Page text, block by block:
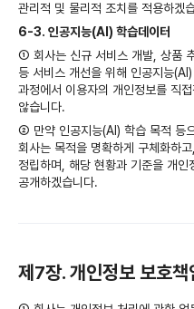
관리적 및 물리적 조치를 적용하겠
6-3. 인공지능(AI) 학습데이터
① 회사는 신규 서비스 개발, 상품
등 서비스 개선을 위해 인공지능
과정에서 이용자의 개인정보를 직
않습니다.
② 만약 인공지능(AI) 학습 목적 등
회사는 목적을 명확하게 구체화하
정립하며, 해당 현황과 기준을 개인
공개하겠습니다.
제7장. 개인정보 보호